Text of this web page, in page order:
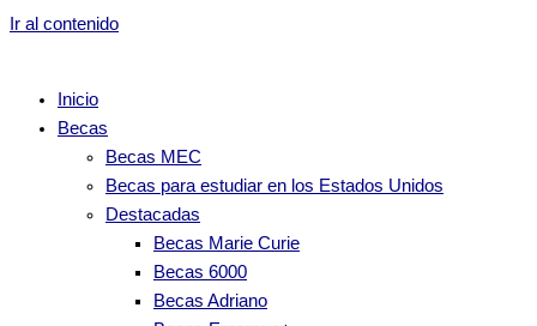
Ir al contenido
Inicio
Becas
Becas MEC
Becas para estudiar en los Estados Unidos
Destacadas
Becas Marie Curie
Becas 6000
Becas Adriano